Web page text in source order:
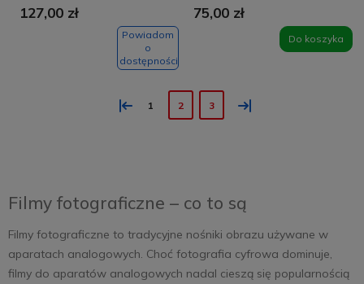
127,00 zł
Powiadom
o
dostępności
75,00 zł
Do koszyka
« 1 2 3 »
Filmy fotograficzne – co to są
Filmy fotograficzne to tradycyjne nośniki obrazu używane w
aparatach analogowych. Choć fotografia cyfrowa dominuje,
filmy do aparatów analogowych nadal cieszą się popularnością